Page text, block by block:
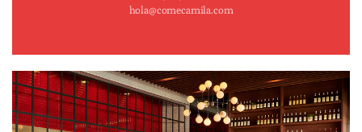
hola@comecamila.com